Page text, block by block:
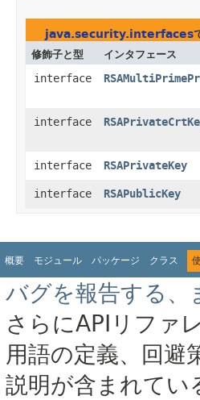
java.security.interfaces
修飾子と型 インタフェース
interface
interface
interface RSAPrivateKey
interface RSAPublicKey
概要 モジュール パッケージ クラス
バグを報告する、
さらにAPIリファ
用語の定義、回避
説明が含まれてい